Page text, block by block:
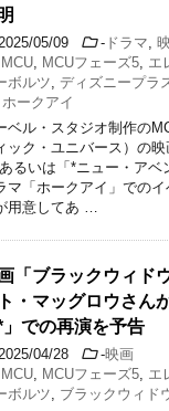
05/09 - ドラマ
MCU
MCUフェーズ5 エ
ボルツ
ディズニープラ
ホークアイ
ベル・スタジオ制作の
ック・ユニバース）の
るいは「*ニュー・アベ
マ「ホークアイ」での
用意してあ …
「ブラックウィド
・マッグロウさん
」での再演を予告
04/28 -映画
MCU
MCUフェーズ5 エ
ボルツ
ブラックウィド